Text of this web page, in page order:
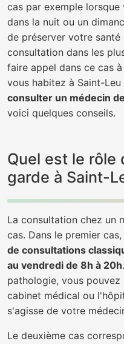
cas par exemple
dans la nuit ou un
de préserver votre
consultation dans les
faire appel dans ce cas
vous habitez à Saint-
consulter un médecin
voici quelques conseils.
Quel est le rôle
garde à Saint-
La consultation chez un
cas. Dans le premier
de consultations
au vendredi de 8h à 20h
pathologie, vous pouvez
cabinet médical ou
s'agisse de votre
Le deuxième cas